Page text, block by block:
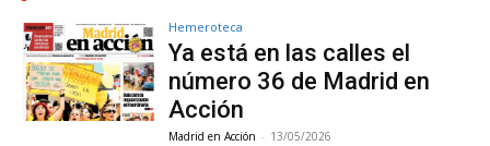
Hemeroteca
Ya está en las calles el
número 36 de Madrid en
Acción
Madrid en Acción - 13/05/2026